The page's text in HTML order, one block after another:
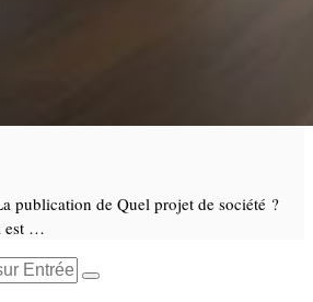
publication de Quel projet de société ?
est …